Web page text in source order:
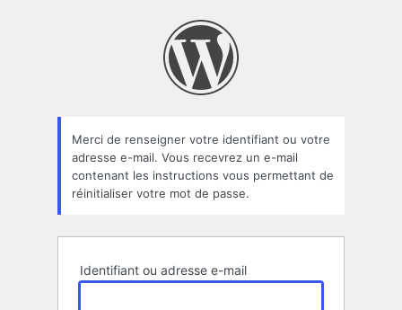
oublié
Merci de renseigner votre identifiant ou votre
adresse e-mail. Vous recevrez un e-mail
contenant les instructions vous permettant de
réinitialiser votre mot de passe.
Identifiant ou adresse e-mail